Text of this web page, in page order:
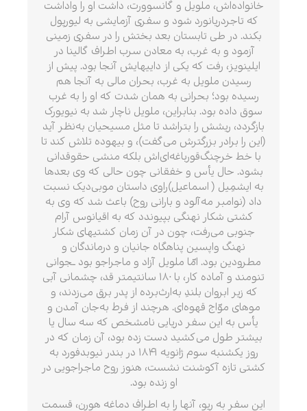
خانواده‌اش، ملویل و گانسوورت، داشت او را واداشت
که تاجردریانورد شود و سفری آزمایشی به لیورپول
بکند. در طی تابستان بعد بختش را در سفری زمینی
آزمود و به غرب، به معادن سرب اطراف گالینا در
ایلینویز، رفت که یکی از داییهایش آنجا بود. پیش از
رسیدن ملویل به غرب، بحران مالی به آنجا هم
رسیده بود؛ بحرانی به همان شدت که او را به غرب
سوق داده بود. بنابراین، ملویل ناچار شد به نیویورک
بازگردد، ریشش را بتراشد تا مثل مسیحیان به‌نظر آید
(این را برادر بزرگترش می‌گفت)، و بیهوده تلاش کند تا
با خط خرچنگ‌قورباغه‌ای‌اش بلکه منشی حقوقدانی
بشود. حال یأس و خفقانی چون حالی که وی بعدها
به ایشمِیل ( اسماعیل)راوی داستان موبی‌دیک نسبت
داد (نوامبر مه‌آلود و بارانی روح) باعث شد که وی به
کشتی شکار نهنگی بپیوندد که به اقیانوس آرام
جنوبی می‌رفت، چون در آن زمان کشتیهای شکار
نهنگ واپسین پناهگاه جانیان و درماندگان و
مطرودین بود. امّا ملویل آزاد و ماجراجو بود ـجوانی
تنومند و آماده کار، با ۱۸۰ سانتیمتر قد، چشمانی آبی
که زیر ابروان بلندِ به‌ارث‌برده از پدر برق می‌زدند، و
موهای موّاج قهوه‌ای. هرچند از فرط به‌جان آمدن و
یأس به این سفر دریایی نامشخص که سه سال یا
بیشتر طول می‌کشید دست زده بود، آن زمان که در
روز یکشنبه سوم ژانویه ۱۸۴۱ در بندر نیوبدفورد به
کشتی تازه آکوشنت نشست، هنوز روح ماجراجویی در
او زنده بود.
این سفر به ریو، آنها را به اطراف دماغه هورن، قسمت